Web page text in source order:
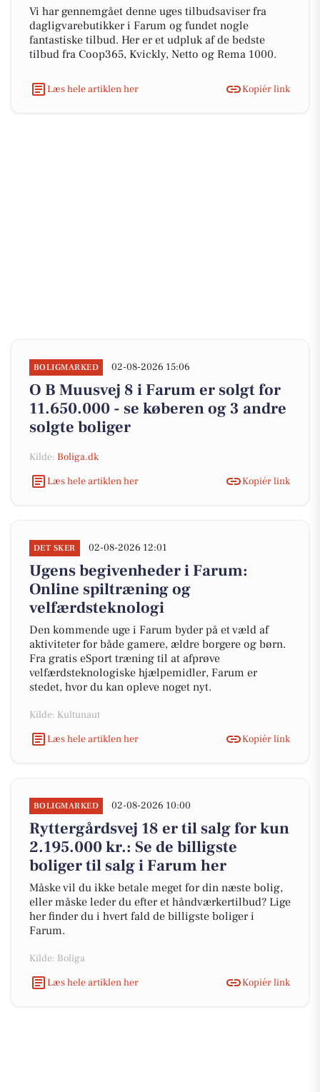
Vi har gennemgået denne uges tilbudsaviser fra
dagligvarebutikker i Farum og fundet nogle
fantastiske tilbud. Her er et udpluk af de bedste
tilbud fra Coop365, Kvickly, Netto og Rema 1000.
Læs hele artiklen her Kopiér link
BOLIGMARKED 02-08-2026 15:06
O B Muusvej 8 i Farum er solgt for
11.650.000 - se køberen og 3 andre
solgte boliger
Kilde: Boliga.dk
Læs hele artiklen her
Kopiér link
DET SKER 02-08-2026 12:01
Ugens begivenheder i Farum:
Online spiltræning og
velfærdsteknologi
Den kommende uge i Farum byder på et væld af
aktiviteter for både gamere, ældre borgere og børn.
Fra gratis eSport træning til at afprøve
velfærdsteknologiske hjælpemidler, Farum er
stedet, hvor du kan opleve noget nyt.
Kilde: Kultunaut
Læs hele artiklen her
Kopiér link
BOLIGMARKED 02-08-2026 10:00
Ryttergårdsvej 18 er til salg for kun
2.195.000 kr.: Se de billigste
boliger til salg i Farum her
Måske vil du ikke betale meget for din næste bolig,
eller måske leder du efter et håndværkertilbud? Lige
her finder du i hvert fald de billigste boliger i
Farum.
Kilde: Boliga
Læs hele artiklen her
Kopiér link